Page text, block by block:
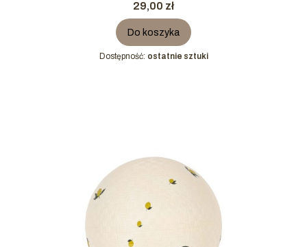
Cena
29,00 zł
Do koszyka
Dostępność: ostatnie sztuki